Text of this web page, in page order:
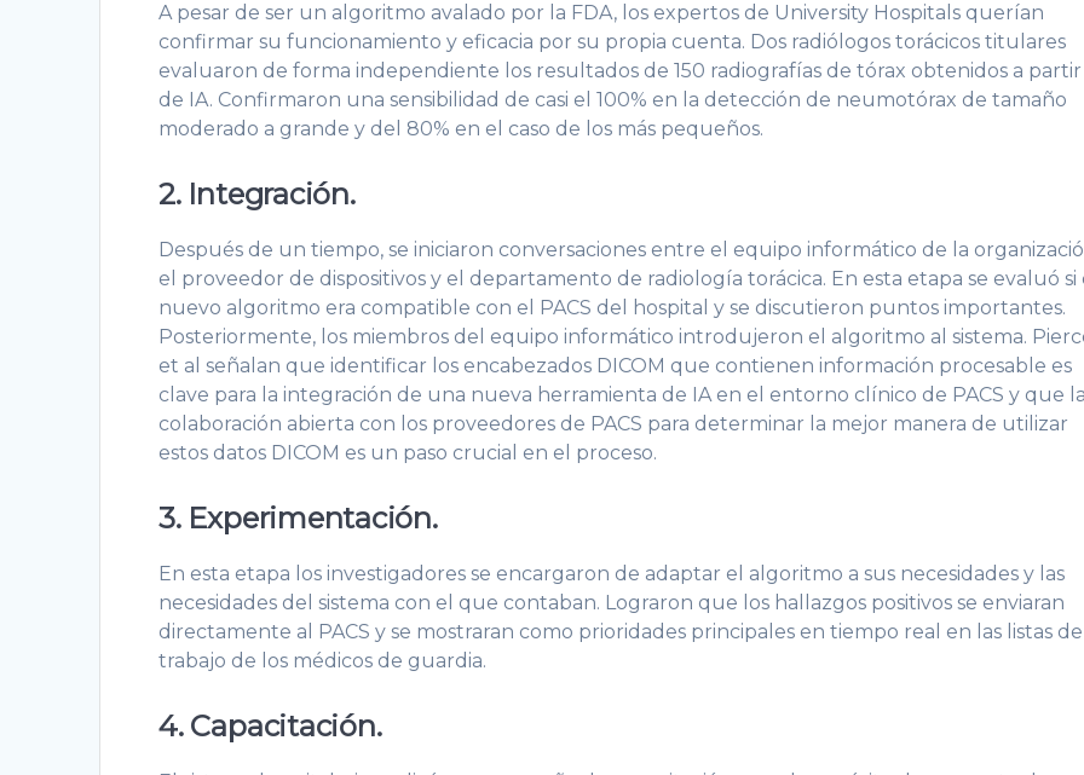
A pesar de ser un algoritmo avalado por la FDA, los expertos de University Hospitals querían
confirmar su funcionamiento y eficacia por su propia cuenta. Dos radiólogos torácicos titulares
evaluaron de forma independiente los resultados de 150 radiografías de tórax obtenidos a partir
de IA. Confirmaron una sensibilidad de casi el 100% en la detección de neumotórax de tamaño
moderado a grande y del 80% en el caso de los más pequeños.
2. Integración.
Después de un tiempo, se iniciaron conversaciones entre el equipo informático de la
el proveedor de dispositivos y el departamento de radiología torácica. En esta etapa se evaluó si
nuevo algoritmo era compatible con el PACS del hospital y se discutieron puntos importantes.
Posteriormente, los miembros del equipo informático introdujeron el algoritmo al sistema.
et al señalan que identificar los encabezados DICOM que contienen información procesable es
clave para la integración de una nueva herramienta de IA en el entorno clínico de PACS y que
colaboración abierta con los proveedores de PACS para determinar la mejor manera de utilizar
estos datos DICOM es un paso crucial en el proceso.
3. Experimentación.
En esta etapa los investigadores se encargaron de adaptar el algoritmo a sus necesidades y las
necesidades del sistema con el que contaban. Lograron que los hallazgos positivos se enviaran
directamente al PACS y se mostraran como prioridades principales en tiempo real en las listas de
trabajo de los médicos de guardia.
4. Capacitación.